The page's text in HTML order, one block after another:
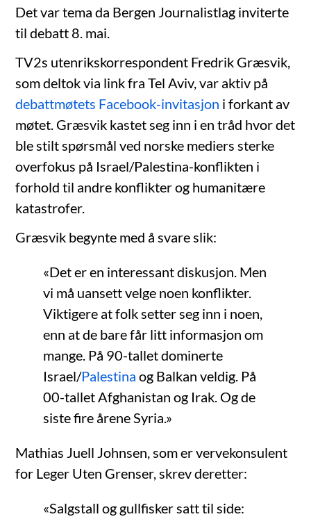
Det var tema da Bergen Journalistlag inviterte
til debatt 8. mai.
TV2s utenrikskorrespondent Fredrik Græsvik,
som deltok via link fra Tel Aviv, var aktiv på
debattmøtets Facebook-invitasjon i forkant av
møtet. Græsvik kastet seg inn i en tråd hvor det
ble stilt spørsmål ved norske mediers sterke
overfokus på Israel/Palestina-konflikten i
forhold til andre konflikter og humanitære
katastrofer.
Græsvik begynte med å svare slik:
«Det er en interessant diskusjon. Men
vi må uansett velge noen konflikter.
Viktigere at folk setter seg inn i noen,
enn at de bare får litt informasjon om
mange. På 90-tallet dominerte
Israel/Palestina og Balkan veldig. På
00-tallet Afghanistan og Irak. Og de
siste fire årene Syria.»
Mathias Juell Johnsen, som er vervekonsulent
for Leger Uten Grenser, skrev deretter:
«Salgstall og gullfisker satt til side: